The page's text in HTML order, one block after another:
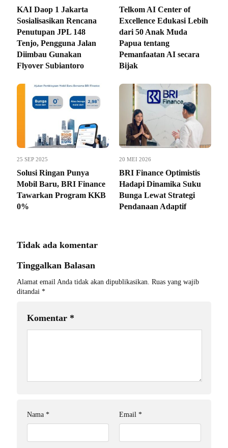
KAI Daop 1 Jakarta
Sosialisasikan Rencana
Penutupan JPL 148
Tenjo, Pengguna Jalan
Diimbau Gunakan
Flyover Subiantoro
Telkom AI Center of
Excellence Edukasi Lebih
dari 50 Anak Muda
Papua tentang
Pemanfaatan AI secara
Bijak
25 SEP 2025
Solusi Ringan Punya
Mobil Baru, BRI Finance
Tawarkan Program KKB
0%
20 MEI 2026
BRI Finance Optimistis
Hadapi Dinamika Suku
Bunga Lewat Strategi
Pendanaan Adaptif
Tidak ada komentar
Tinggalkan Balasan
Alamat email Anda tidak akan dipublikasikan. Ruas yang wajib
ditandai *
Komentar *
Nama * Email *